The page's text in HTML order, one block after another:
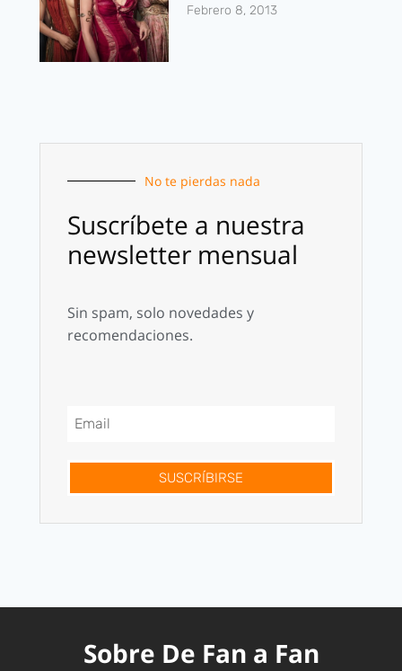
Febrero 8, 2013
No te pierdas nada
Suscríbete a nuestra
newsletter mensual
Sin spam, solo novedades y
recomendaciones.
SUSCRÍBIRSE
Sobre De Fan a Fan